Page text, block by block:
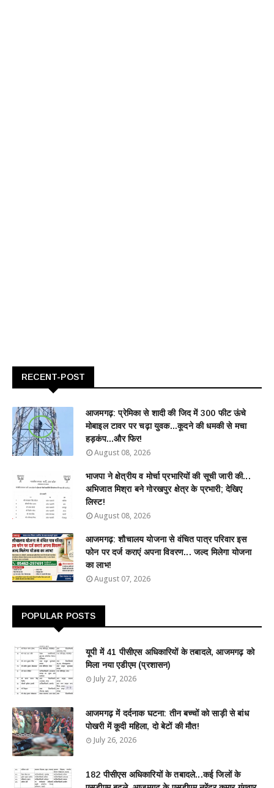
RECENT-POST
आजमगढ़: प्रेमिका से शादी की जिद में 300 फीट ऊंचे
मोबाइल टावर पर चढ़ा युवक...कूदने की धमकी से मचा
हड़कंप...और फिर!
August 08, 2026
भाजपा ने क्षेत्रीय व मोर्चा प्रभारियों की सूची जारी की...
अभिजात मिश्रा बने गोरखपुर क्षेत्र के प्रभारी; देखिए
लिस्ट!
August 08, 2026
आजमगढ़: शौचालय योजना से वंचित पात्र परिवार इस
फोन पर दर्ज कराएं अपना विवरण... जल्द मिलेगा योजना
का लाभ!
August 07, 2026
POPULAR POSTS
यूपी में 41 पीसीएस अधिकारियों के तबादले, आजमगढ़ को
मिला नया एडीएम (प्रशासन)
July 27, 2026
आजमगढ़ में दर्दनाक घटना: तीन बच्चों को साड़ी से बांध
पोखरी में कूदी महिला, दो बेटों की मौत!
July 26, 2026
182 पीसीएस अधिकारियों के तबादले...कई जिलों के